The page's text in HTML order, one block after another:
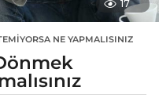
17
NE YAPMALISINIZ